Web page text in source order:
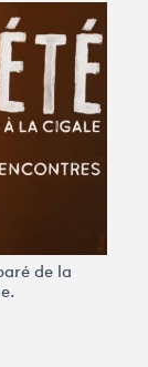
de la